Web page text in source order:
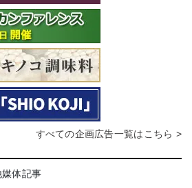
すべての企画広告一覧はこちら >
体記事